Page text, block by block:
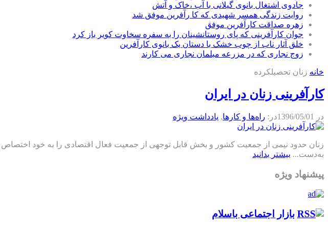
جادوی اشتغال بانوی گیلانی با آب ،خاک و آتش
روایت زندگی همسر شهیدی که کا رآفرین موفق شد
زهره صداقت کارآفرین موفق
جوان کارآفرینی که پای روستانشینان را به سفره سخاوت کویر باز کرد
خلق آثار ناب از چوب خشک با دستان یک بانوی کارآفرین
زوج نجاری که در مزرعه مبلمان نجاری می کارند
خانه زنان تحصیلکرده
کارآفرینی زنان در ایران
در 1396/05/01در: راه‌ها و كارها, يادداشت ويژه
زنان حدود نیمی از جمعیت کشور و بخش قابل توجهی از جمعیت فعال اقتصادی را به خود اختصاص
به‌دست... بیشتر بدانید
پیشنهاد ویژه
بازار اجتماعی باسلام